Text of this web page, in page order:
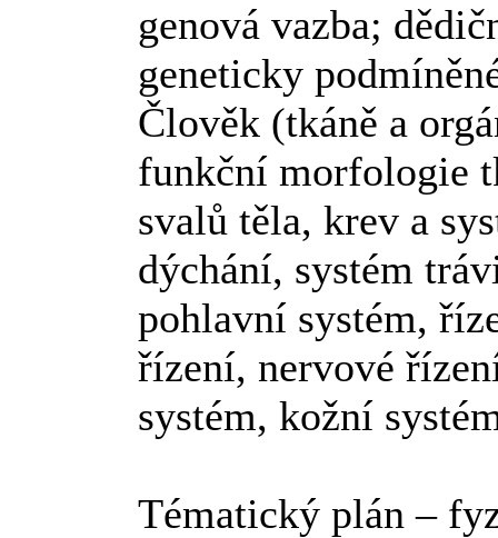
genová vazba;
geneticky
Člověk (tkáně a
funkční morfologie
svalů těla, krev a
dýchání, systém
pohlavní systém,
řízení, nervové
systém, kožní
Tématický plán –